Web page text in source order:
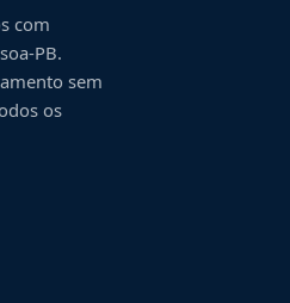
com
-PB.
sem
os